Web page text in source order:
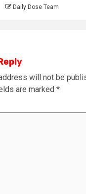
Daily Dose Team
will not be
are marked *